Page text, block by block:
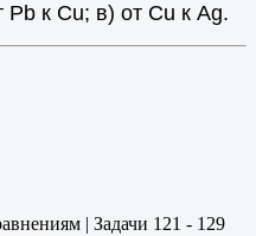
Pb к Cu; в) от Cu к Ag.
| Задачи 121 - 129